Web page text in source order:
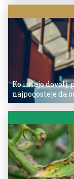
Ko imajo dovolj,
najpogosteje da